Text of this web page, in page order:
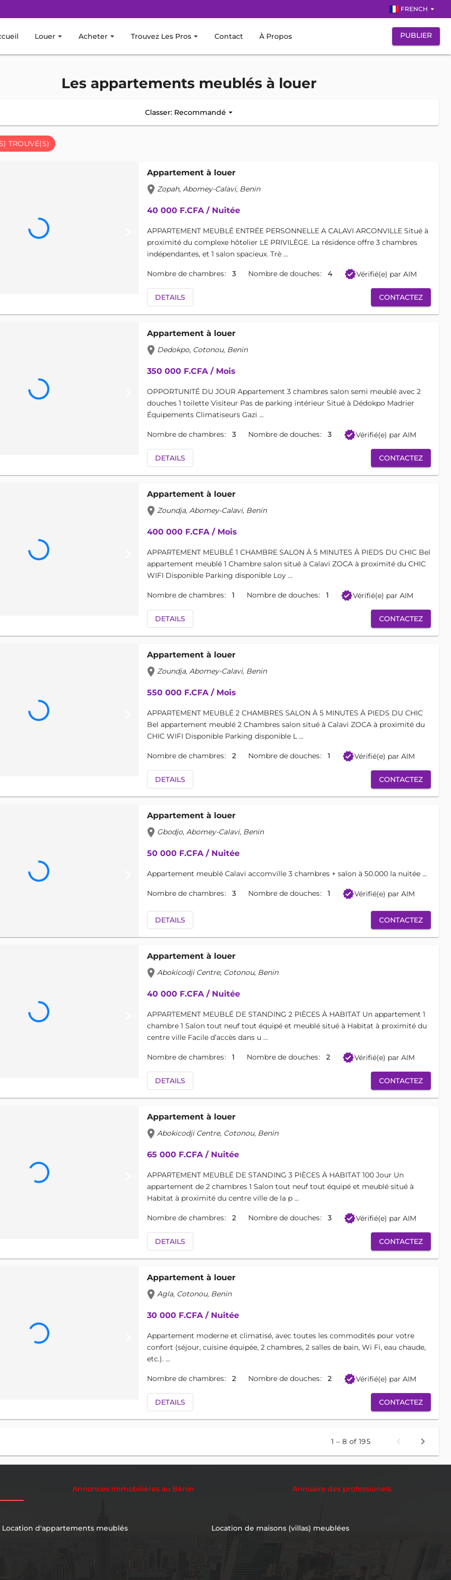
FRENCH arrow_drop_down
Louer arrow_drop_down Acheter arrow_drop_down Trouvez Les Pros arrow_drop_down Contact À Propos PUBLIER
Les appartements meublés à louer
Classer: Recommandé arrow_drop_down
TROUVÉ(S)
Appartement à louer
location_on Zopah, Abomey-Calavi, Benin
40 000 F.CFA / Nuitée
APPARTEMENT MEUBLÉ ENTRÉE PERSONNELLE A CALAVI ARCONVILLE Situé à
proximité du complexe hôtelier LE PRIVILÈGE. La résidence offre 3 chambres
indépendantes, et 1 salon spacieux. Trè ...
Nombre de chambres 3 Nombre de douches 4 verifiedVérifié(e) par AIM
DETAILS CONTACTEZ
Appartement à louer
location_on Dedokpo, Cotonou, Benin
350 000 F.CFA / Mois
OPPORTUNITÉ DU JOUR Appartement 3 chambres salon semi meublé avec 2
douches 1 toilette Visiteur Pas de parking intérieur Situé à Dédokpo Madrier
Équipements Climatiseurs Gazi ...
Nombre de chambres 3 Nombre de douches 3 verifiedVérifié(e) par AIM
DETAILS CONTACTEZ
Appartement à louer
location_on Zoundja, Abomey-Calavi, Benin
400 000 F.CFA / Mois
APPARTEMENT MEUBLÉ 1 CHAMBRE SALON À 5 MINUTES À PIEDS DU CHIC Bel
appartement meublé 1 Chambre salon situé à Calavi ZOCA à proximité du CHIC
WIFI Disponible Parking disponible Loy ...
Nombre de chambres 1 Nombre de douches 1 verifiedVérifié(e) par AIM
DETAILS CONTACTEZ
Appartement à louer
location_on Zoundja, Abomey-Calavi, Benin
550 000 F.CFA / Mois
APPARTEMENT MEUBLÉ 2 CHAMBRES SALON À 5 MINUTES À PIEDS DU CHIC
Bel appartement meublé 2 Chambres salon situé à Calavi ZOCA à proximité du
CHIC WIFI Disponible Parking disponible L ...
Nombre de chambres 2 Nombre de douches 1 verifiedVérifié(e) par AIM
DETAILS CONTACTEZ
Appartement à louer
location_on Gbodjo, Abomey-Calavi, Benin
50 000 F.CFA / Nuitée
Appartement meublé Calavi accomville 3 chambres + salon à 50.000 la nuitée ...
Nombre de chambres 3 Nombre de douches 1 verifiedVérifié(e) par AIM
DETAILS CONTACTEZ
Appartement à louer
location_on Abokicodji Centre, Cotonou, Benin
40 000 F.CFA / Nuitée
APPARTEMENT MEUBLÉ DE STANDING 2 PIÈCES À HABITAT Un appartement 1
chambre 1 Salon tout neuf tout équipé et meublé situé à Habitat à proximité du
centre ville Facile d’accès dans u ...
Nombre de chambres 1 Nombre de douches 2 verifiedVérifié(e) par AIM
DETAILS CONTACTEZ
Appartement à louer
location_on Abokicodji Centre, Cotonou, Benin
65 000 F.CFA / Nuitée
APPARTEMENT MEUBLÉ DE STANDING 3 PIÈCES À HABITAT 100 Jour Un
appartement de 2 chambres 1 Salon tout neuf tout équipé et meublé situé à
Habitat à proximité du centre ville de la p ...
Nombre de chambres 2 Nombre de douches 3 verifiedVérifié(e) par AIM
DETAILS CONTACTEZ
Appartement à louer
location_on Agla, Cotonou, Benin
30 000 F.CFA / Nuitée
Appartement moderne et climatisé, avec toutes les commodités pour votre
confort (séjour, cuisine équipée, 2 chambres, 2 salles de bain, Wi Fi, eau chaude,
etc.). ...
Nombre de chambres 2 Nombre de douches 2 verifiedVérifié(e) par AIM
DETAILS CONTACTEZ
1 – 8 of 195
Annonces immobilières au Bénin Annuaire des professionels
Location d'appartements meublés Location de maisons (villas) meublées